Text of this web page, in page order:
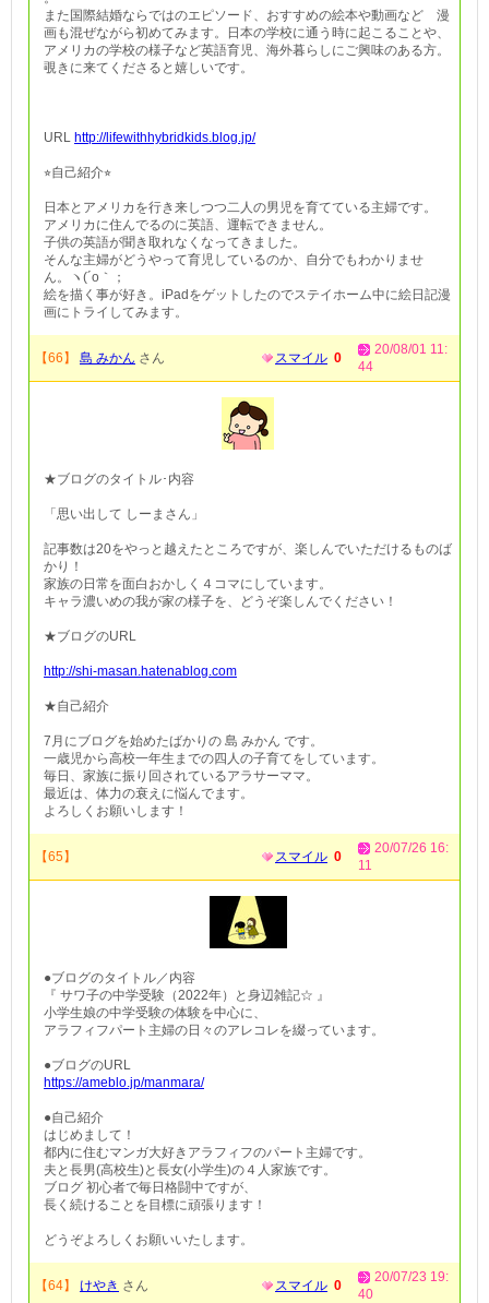
また国際結婚ならではのエピソード、おすすめの絵本や動画など 漫
画も混ぜながら初めてみます。日本の学校に通う時に起こることや、
アメリカの学校の様子など英語育児、海外暮らしにご興味のある方。
覗きに来てくださると嬉しいです。
URL http://lifewithhybridkids.blog.jp/
⭐︎自己紹介⭐︎
日本とアメリカを行き来しつつ二人の男児を育てている主婦です。
アメリカに住んでるのに英語、運転できません。
子供の英語が聞き取れなくなってきました。
そんな主婦がどうやって育児しているのか、自分でもわかりませ
ん。ヽ(´o｀；
絵を描く事が好き。iPadをゲットしたのでステイホーム中に絵日記漫
画にトライしてみます。
【66】 島 みかん さん スマイル 0
20/08/01 11:
44
★ブログのタイトル･内容
「思い出して しーまさん」
記事数は20をやっと越えたところですが、楽しんでいただけるものば
かり！
家族の日常を面白おかしく４コマにしています。
キャラ濃いめの我が家の様子を、どうぞ楽しんでください！
★ブログのURL
http://shi-masan.hatenablog.com
★自己紹介
7月にブログを始めたばかりの 島 みかん です。
一歳児から高校一年生までの四人の子育てをしています。
毎日、家族に振り回されているアラサーママ。
最近は、体力の衰えに悩んでます。
よろしくお願いします！
【65】 スマイル 0
20/07/26 16:
11
●ブログのタイトル／内容
『 サワ子の中学受験（2022年）と身辺雑記☆ 』
小学生娘の中学受験の体験を中心に、
アラフィフパート主婦の日々のアレコレを綴っています。
●ブログのURL
https://ameblo.jp/manmara/
●自己紹介
はじめまして！
都内に住むマンガ大好きアラフィフのパート主婦です。
夫と長男(高校生)と長女(小学生)の４人家族です。
ブログ 初心者で毎日格闘中ですが、
長く続けることを目標に頑張ります！
どうぞよろしくお願いいたします。
【64】 けやき さん スマイル 0
20/07/23 19:
40